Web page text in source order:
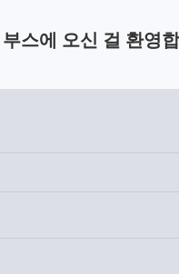
스에 오신 걸 환영